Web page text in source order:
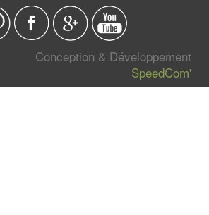
Conception & Développement
SpeedCom'